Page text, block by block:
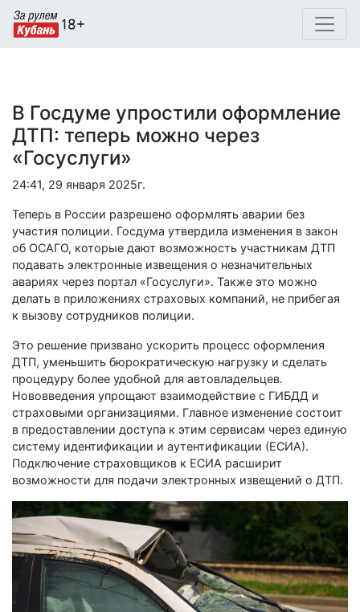
В Госдуме упростили оформление
ДТП: теперь можно через
«Госуслуги»
24:41, 29 января 2025г.
Теперь в России разрешено оформлять аварии без
участия полиции. Госдума утвердила изменения в закон
об ОСАГО, которые дают возможность участникам ДТП
подавать электронные извещения о незначительных
авариях через портал «Госуслуги». Также это можно
делать в приложениях страховых компаний, не прибегая
к вызову сотрудников полиции.
Это решение призвано ускорить процесс оформления
ДТП, уменьшить бюрократическую нагрузку и сделать
процедуру более удобной для автовладельцев.
Нововведения упрощают взаимодействие с ГИБДД и
страховыми организациями. Главное изменение состоит
в предоставлении доступа к этим сервисам через единую
систему идентификации и аутентификации (ЕСИА).
Подключение страховщиков к ЕСИА расширит
возможности для подачи электронных извещений о ДТП.